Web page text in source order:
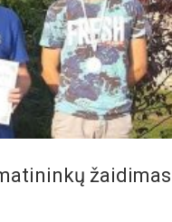
žaidimas